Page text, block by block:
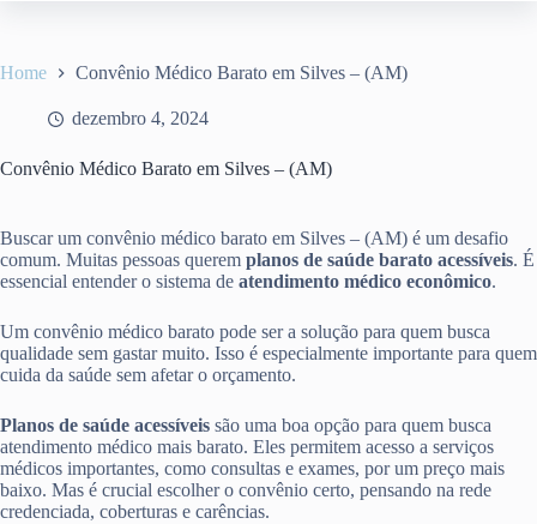
Home Convênio Médico Barato em Silves – (AM)
dezembro 4, 2024
Convênio Médico Barato em Silves – (AM)
Buscar um convênio médico barato em Silves – (AM) é um desafio
comum. Muitas pessoas querem planos de saúde barato acessíveis. É
essencial entender o sistema de atendimento médico econômico.
Um convênio médico barato pode ser a solução para quem busca
qualidade sem gastar muito. Isso é especialmente importante para quem
cuida da saúde sem afetar o orçamento.
Planos de saúde acessíveis são uma boa opção para quem busca
atendimento médico mais barato. Eles permitem acesso a serviços
médicos importantes, como consultas e exames, por um preço mais
baixo. Mas é crucial escolher o convênio certo, pensando na rede
credenciada, coberturas e carências.